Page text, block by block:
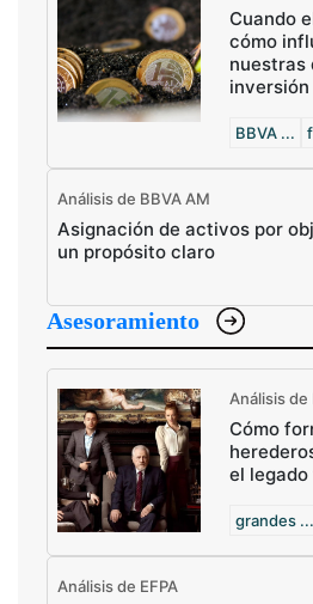
Cuando
cómo
nuestras
inversión
BBVA ...
Análisis de BBVA AM
Asignación de activos por
un propósito claro
Asesoramiento
Análisis de
Cómo
el
grandes ...
Análisis de EFPA